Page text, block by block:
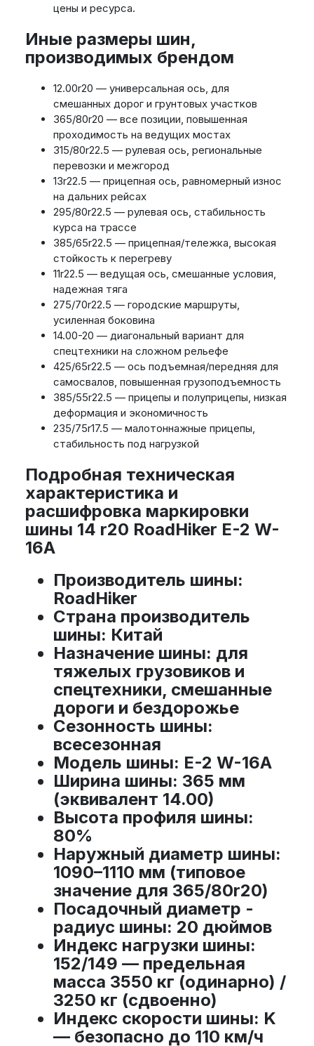
цены и ресурса.
Иные размеры шин,
производимых брендом
12.00r20 — универсальная ось, для
смешанных дорог и грунтовых участков
365/80r20 — все позиции, повышенная
проходимость на ведущих мостах
315/80r22.5 — рулевая ось, региональные
перевозки и межгород
13r22.5 — прицепная ось, равномерный износ
на дальних рейсах
295/80r22.5 — рулевая ось, стабильность
курса на трассе
385/65r22.5 — прицепная/тележка, высокая
стойкость к перегреву
11r22.5 — ведущая ось, смешанные условия,
надежная тяга
275/70r22.5 — городские маршруты,
усиленная боковина
14.00-20 — диагональный вариант для
спецтехники на сложном рельефе
425/65r22.5 — ось подъемная/передняя для
самосвалов, повышенная грузоподъемность
385/55r22.5 — прицепы и полуприцепы, низкая
деформация и экономичность
235/75r17.5 — малотоннажные прицепы,
стабильность под нагрузкой
Подробная техническая
характеристика и
расшифровка маркировки
шины 14 r20 RoadHiker E-2 W-
16A
Производитель шины:
RoadHiker
Страна производитель
шины: Китай
Назначение шины: для
тяжелых грузовиков и
спецтехники, смешанные
дороги и бездорожье
Сезонность шины:
всесезонная
Модель шины: E-2 W-16A
Ширина шины: 365 мм
(эквивалент 14.00)
Высота профиля шины:
80%
Наружный диаметр шины:
1090–1110 мм (типовое
значение для 365/80r20)
Посадочный диаметр -
радиус шины: 20 дюймов
Индекс нагрузки шины:
152/149 — предельная
масса 3550 кг (одинарно) /
3250 кг (сдвоенно)
Индекс скорости шины: K
— безопасно до 110 км/ч